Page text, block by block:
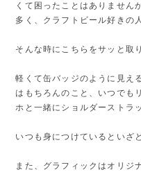
くて困ったことはありません
多く、クラフトビール好きの
そんな時にこちらをサッと取
軽くて缶バッジのように見え
はもちろんのこと、いつでも
ホと一緒にショルダーストラ
いつも身につけているといざ
また、グラフィックはオリジ